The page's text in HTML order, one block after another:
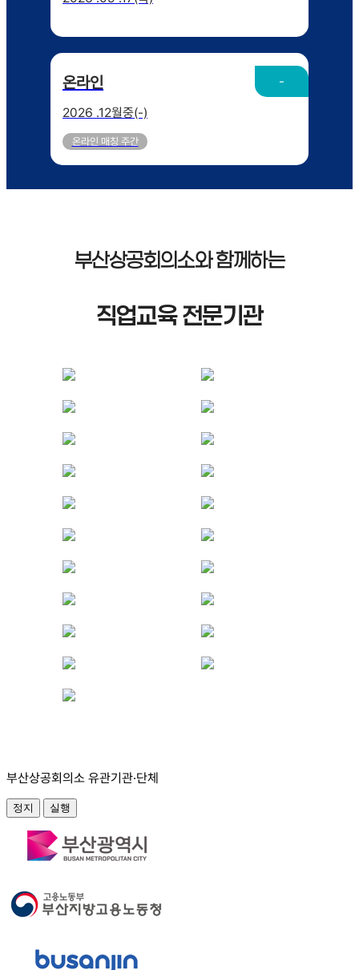
-
온라인
2026 .12월중(-)
온라인 매칭 주간
부산상공회의소와 함께하는
직업교육 전문기관
부산상공회의소 유관기관·단체
정지 실행